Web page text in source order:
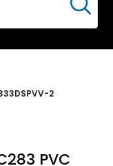
2
PVC